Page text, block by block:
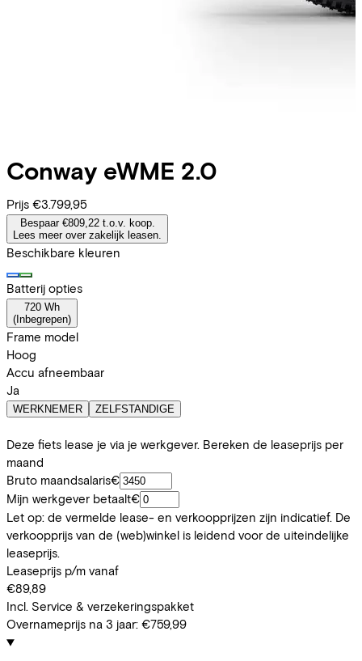
Conway eWME 2.0
Prijs €3.799,95
Bespaar €809,22 t.o.v. koop.
Lees meer over zakelijk leasen.
Beschikbare kleuren
Batterij opties
720 Wh
( Inbegrepen)
Frame model
Hoog
Accu afneembaar
Ja
WERKNEMER ZELFSTANDIGE
Deze fiets lease je via je werkgever. Bereken de leaseprijs per
maand
Bruto maandsalaris€
Mijn werkgever betaalt€
Let op: de vermelde lease- en verkoopprijzen zijn indicatief. De
verkoopprijs van de (web)winkel is leidend voor de uiteindelijke
leaseprijs.
Leaseprijs p/m vanaf
€89,89
Incl. Service & verzekeringspakket
Overnameprijs na 3 jaar: €759,99